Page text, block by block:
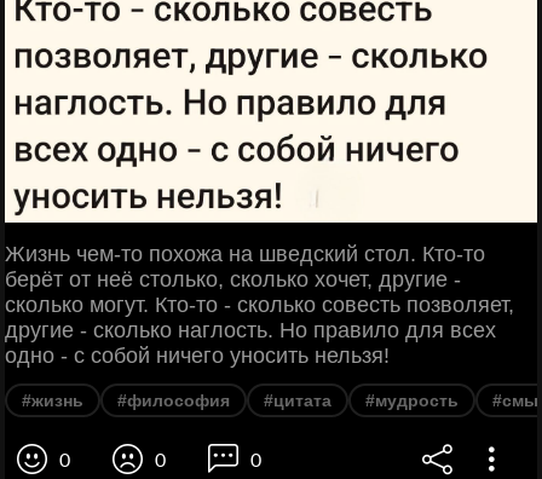
Жизнь чем-то похожа на шведский стол. Кто-то
берёт от неё столько, сколько хочет, другие -
сколько могут. Кто-то - сколько совесть позволяет,
другие - сколько наглость. Но правило для всех
одно - с собой ничего уносить нельзя!
#жизнь #философия #цитата #мудрость
0 0 0